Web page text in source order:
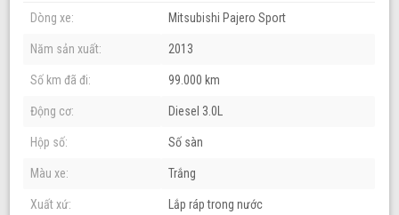
Dòng xe: Mitsubishi Pajero Sport
Năm sản xuất: 2013
Số km đã đi: 99.000 km
Động cơ: Diesel 3.0L
Hộp số: Số sàn
Màu xe: Trắng
Xuất xứ: Lắp ráp trong nước